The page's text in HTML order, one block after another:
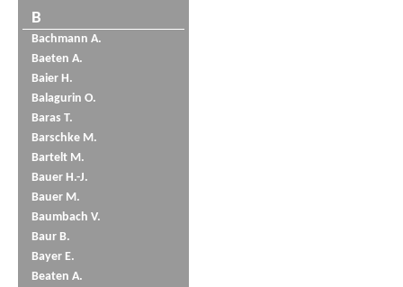
B
Bachmann A.
Baeten A.
Baier H.
Balagurin O.
Baras T.
Barschke M.
Bartelt M.
Bauer H.-J.
Bauer M.
Baumbach V.
Baur B.
Bayer E.
Beaten A.